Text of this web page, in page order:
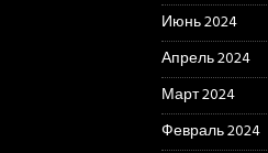
Июнь 2024
Апрель 2024
Март 2024
Февраль 2024